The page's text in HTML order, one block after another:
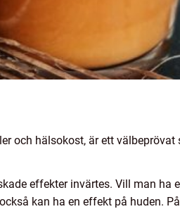
och hälsokost, är ett välbeprövat
effekter invärtes. Vill man ha
kan ha en effekt på huden. På